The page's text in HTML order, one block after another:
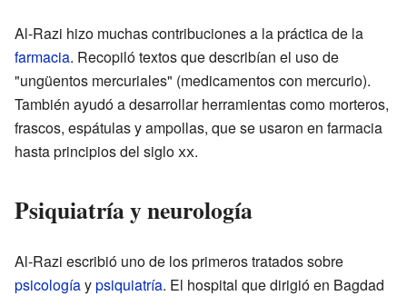
Al-Razi hizo muchas contribuciones a la práctica de la
farmacia. Recopiló textos que describían el uso de
"ungüentos mercuriales" (medicamentos con mercurio).
También ayudó a desarrollar herramientas como morteros,
frascos, espátulas y ampollas, que se usaron en farmacia
hasta principios del sigloxx.
Psiquiatría y neurología
Al-Razi escribió uno de los primeros tratados sobre
psicologíaypsiquiatría. El hospital que dirigió en Bagdad